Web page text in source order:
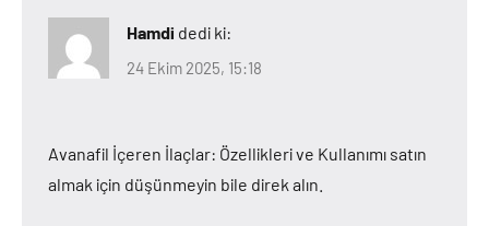
Hamdi dedi ki:
24 Ekim 2025, 15:18
Avanafil İçeren İlaçlar: Özellikleri ve Kullanımı satın
almak için düşünmeyin bile direk alın.